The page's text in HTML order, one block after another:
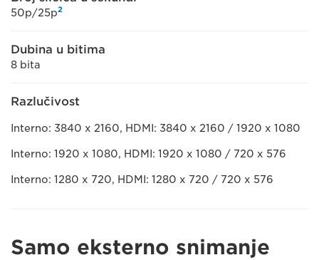
50p/25p2
Dubina u bitima
8 bita
Razlučivost
Interno: 3840 x 2160, HDMI: 3840 x 2160 / 1920 x 1080
Interno: 1920 x 1080, HDMI: 1920 x 1080 / 720 x 576
Interno: 1280 x 720, HDMI: 1280 x 720 / 720 x 576
Samo eksterno snimanje